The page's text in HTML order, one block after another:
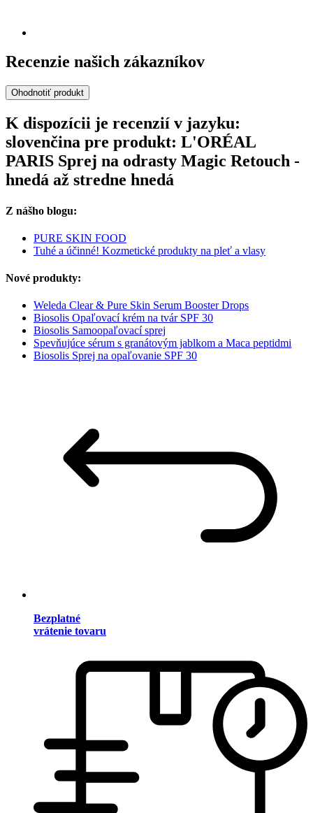
Recenzie našich zákazníkov
Ohodnotiť produkt
K dispozícii je recenzií v jazyku:
slovenčina pre produkt: L'ORÉAL
PARIS Sprej na odrasty Magic Retouch -
hnedá až stredne hnedá
Z nášho blogu:
PURE SKIN FOOD
Tuhé a účinné! Kozmetické produkty na pleť a vlasy
Nové produkty:
Weleda Clear & Pure Skin Serum Booster Drops
Biosolis Opaľovací krém na tvár SPF 30
Biosolis Samoopaľovací sprej
Spevňujúce sérum s granátovým jablkom a Maca peptidmi
Biosolis Sprej na opaľovanie SPF 30
Bezplatné
vrátenie tovaru